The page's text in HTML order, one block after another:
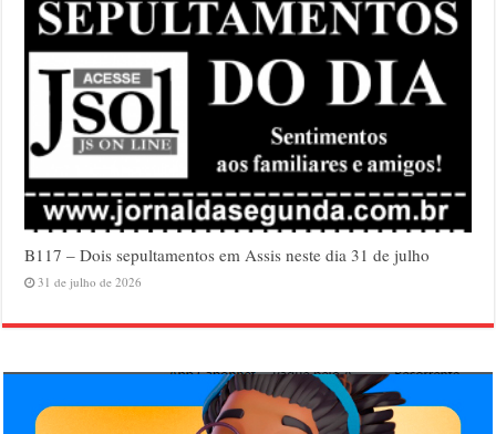
B117 – Dois sepultamentos em Assis neste dia 31 de julho
31 de julho de 2026